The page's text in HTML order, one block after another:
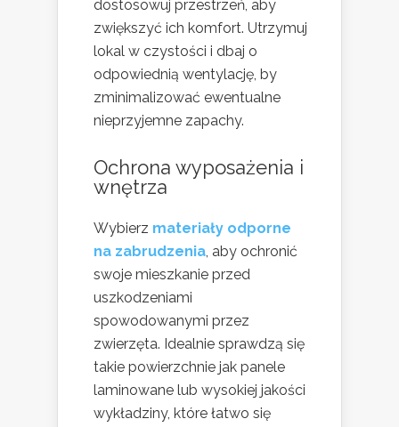
dostosowuj przestrzeń, aby
zwiększyć ich komfort. Utrzymuj
lokal w czystości i dbaj o
odpowiednią wentylację, by
zminimalizować ewentualne
nieprzyjemne zapachy.
Ochrona wyposażenia i
wnętrza
Wybierz materiały odporne
na zabrudzenia, aby ochronić
swoje mieszkanie przed
uszkodzeniami
spowodowanymi przez
zwierzęta. Idealnie sprawdzą się
takie powierzchnie jak panele
laminowane lub wysokiej jakości
wykładziny, które łatwo się